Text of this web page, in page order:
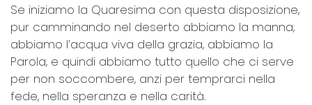
Se iniziamo la Quaresima con questa disposizione,
pur camminando nel deserto abbiamo la manna,
abbiamo l’acqua viva della grazia, abbiamo la
Parola, e quindi abbiamo tutto quello che ci serve
per non soccombere, anzi per temprarci nella
fede, nella speranza e nella carità.